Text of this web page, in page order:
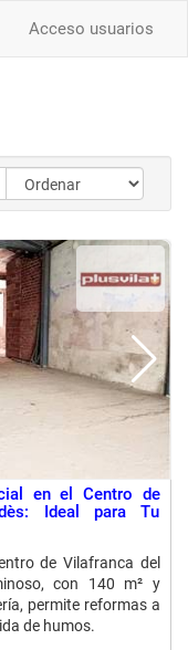
Acceso usuarios
en el Centro de
Ideal para Tu
de Vilafranca del
con 140 m² y
permite reformas a
de humos.